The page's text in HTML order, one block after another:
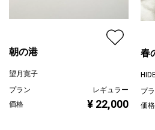
朝の港
望月寛子
プラン
レギュラー
価格
¥ 22,000
春
プ
価格